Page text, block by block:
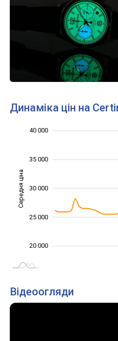
Динаміка цін на
Середня ціна 20 000
20 000
25 000
30 000
35 000
40 000
Відеоогляди